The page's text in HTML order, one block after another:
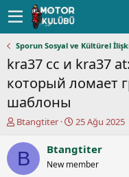
Sporun Sosyal ve Kültürel
kra37 cc и kra37
который ломает
шаблоны
K
n
u
y
Btangtiter
B
ş
l
a
25 Ağu 2025
B Btangtiter
New member